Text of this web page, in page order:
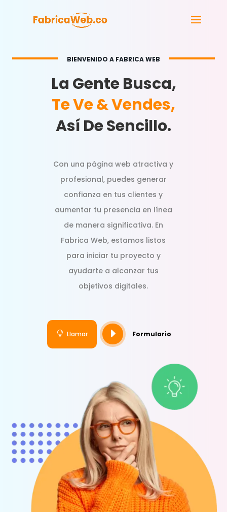
BIENVENIDO A FABRICA WEB
La Gente Busca,
Te Ve & Vendes,
Así De Sencillo.
Con una página web atractiva y
profesional, puedes generar
confianza en tus clientes y
aumentar tu presencia en línea
de manera significativa. En
Fabrica Web, estamos listos
para iniciar tu proyecto y
ayudarte a alcanzar tus
objetivos digitales.
 Llamar E Formulario